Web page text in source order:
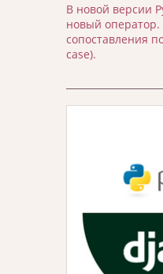
В новой версии
новый
сопоставления
case).